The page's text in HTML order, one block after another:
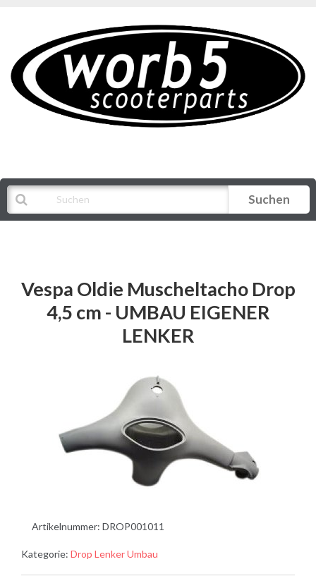
Suchen
Vespa Oldie Muscheltacho Drop
4,5 cm - UMBAU EIGENER
LENKER
Artikelnummer: DROP001011
Kategorie: Drop Lenker Umbau